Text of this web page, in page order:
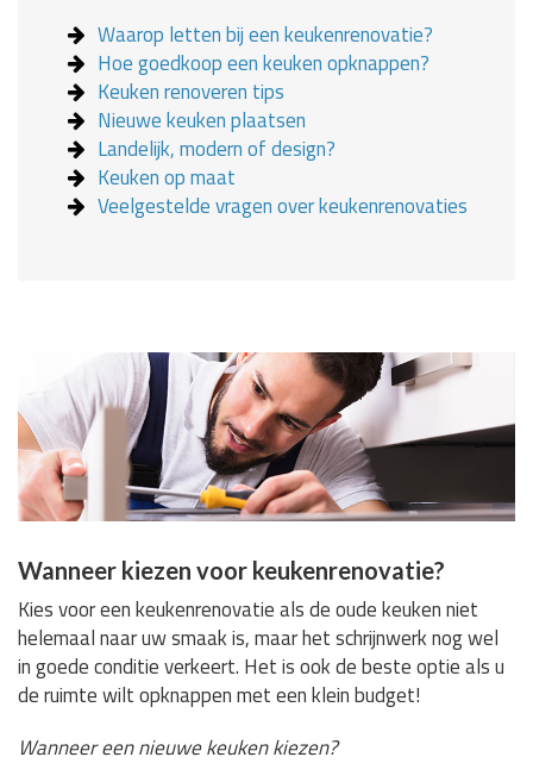
Waarop letten bij een keukenrenovatie?
Hoe goedkoop een keuken opknappen?
Keuken renoveren tips
Nieuwe keuken plaatsen
Landelijk, modern of design?
Keuken op maat
Veelgestelde vragen over keukenrenovaties
Wanneer kiezen voor keukenrenovatie?
Kies voor een keukenrenovatie als de oude keuken niet
helemaal naar uw smaak is, maar het schrijnwerk nog wel
in goede conditie verkeert. Het is ook de beste optie als u
de ruimte wilt opknappen met een klein budget!
Wanneer een nieuwe keuken kiezen?